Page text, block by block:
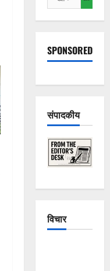
को
खोजें:
SPONSORED
संपादकीय
विचार